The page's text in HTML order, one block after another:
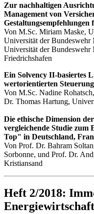
Zur nachhaltigen
Management von
Von M.Sc. Miriam Maske,
Universität der Bundeswehr
Universität der
Friedrichshafen
Ein Solvency II-basiertes
wertorientierten
Von M.Sc. Nadine
Dr. Thomas Hartung,
Die ethische Dimension
vergleichende Studie zum
Top" in Deutschland,
Von Prof. Dr. Bahram
Sorbonne, und Prof. Dr.
Kristiansand
Heft 2/2018:
Energiewirtschaft